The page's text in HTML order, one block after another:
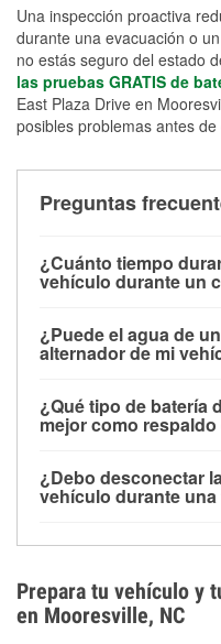
Una inspección proactiva
durante una evacuación o
no estás seguro del estado
las pruebas GRATIS de
East Plaza Drive en
posibles problemas antes
Preguntas
¿Cuánto tiempo
vehículo durante un
alimentar pequeños
limitado, pero el uso
contar con un equipo
cortes prolongados.
¿Puede el agua de
alternador de mi
parte baja del
dañarse si se
días después de la
¿Qué tipo de batería
mejor como
para aplicaciones de
selladas, resistentes a
¿Debo desconectar
vehículo durante
los daños por
preparar opciones de
medidas de protección
Prepara tu vehículo y
en Mooresville, NC